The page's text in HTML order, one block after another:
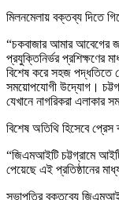
মিলনমেলায় বক্তব্য দিতে
“চকবাজার আমার আবেগের
প্রযুক্তিনির্ভর প্রশিক্ষণের
বিশেষ করে সহজ
সময়োপযোগী উদ্যোগ।
যেখানে নাগরিকরা এলাকার
বিশেষ অতিথি হিসেবে
“জিএমআইটি চট্টগ্রামে
পেয়েছে এই প্রতিষ্ঠানের
সভাপতির বক্তব্যে